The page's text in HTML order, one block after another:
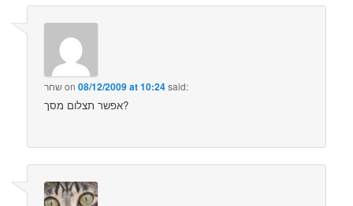
שחרon08/12/2009 at 10:24said:
אפשר תצלום מסך?